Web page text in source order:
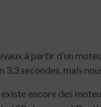
à partir d’un
secondes, mais
encore des